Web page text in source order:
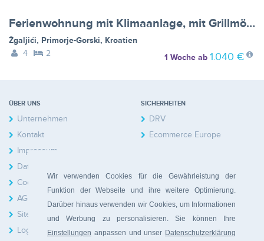
Wir verwenden Cookies für die Gewährleistung der
Funktion der Webseite und ihre weitere Optimierung.
Darüber hinaus verwenden wir Cookies, um Informationen
und Werbung zu personalisieren. Sie können Ihre
Einstellungen anpassen und unser Datenschutzerklärung
Ferienwohnung mit Klimaanlage, mit Grillmöglichkeit, mit Aussenpool - BF-CJ2RB
Žgaljići, Primorje-Gorski, Kroatien
4
2 1 Wocheab 1.040 €
ÜBER UNS
Unternehmen
Kontakt
Impressum
Datenschutzerklärung
Cookies
AGB
Sitemap
Login Hausbesitzer
SICHERHEITEN
DRV
Ecommerce Europe